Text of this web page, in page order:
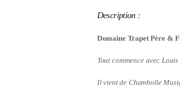
Description :
Domaine Trapet Père &
Tout commence avec
Il vient de Chambolle